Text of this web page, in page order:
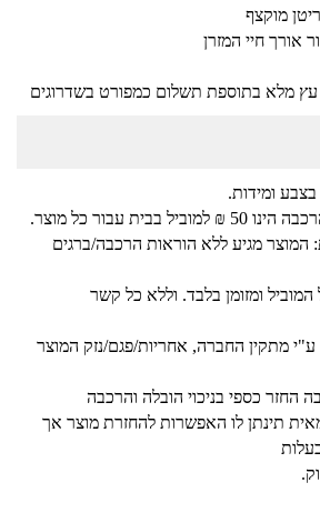
אורך חיי המזרן
עץ מלא בתוספת תשלום כמפורט בשדרוגים
עבור כל מוצר.
מגיע ללא הוראות הרכבה/ברגים
ומזומן בלבד. וללא כל קשר
מתקין החברה, אחריות/פגם/נזק המוצר
החזר כספי בניכוי הובלה והרכבה
תינתן לו האפשרות להחזרת מוצר אך